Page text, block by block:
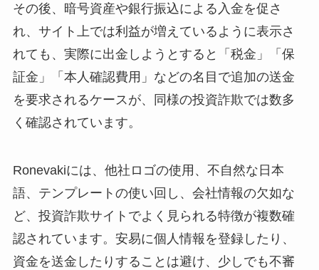
その後、暗号資産や銀行振込による入金を促さ
れ、サイト上では利益が増えているように表示さ
れても、実際に出金しようとすると「税金」「保
証金」「本人確認費用」などの名目で追加の送金
を要求されるケースが、同様の投資詐欺では数多
く確認されています。
Ronevakiには、他社ロゴの使用、不自然な日本
語、テンプレートの使い回し、会社情報の欠如な
ど、投資詐欺サイトでよく見られる特徴が複数確
認されています。安易に個人情報を登録したり、
資金を送金したりすることは避け、少しでも不審